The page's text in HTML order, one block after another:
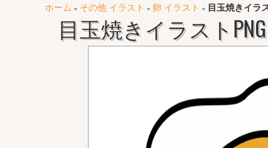
ホーム » その他 イラスト » 卵 イラスト » 目玉焼きイラ
目玉焼きイラストPNG